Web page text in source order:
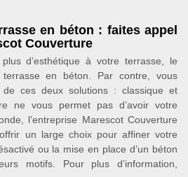
en béton : faites appel
Couverture
d’esthétique à votre terrasse, le
en béton. Par contre, vous
de ces deux solutions : classique et
ne vous permet pas d’avoir votre
l’entreprise Marescot Couverture
un large choix pour affiner votre
ou la mise en place d’un béton
motifs. Pour plus d’information,